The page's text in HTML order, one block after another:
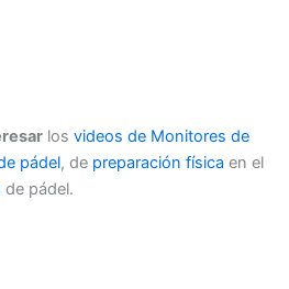
los videos de Monitores de
pádel, de preparación física en el
de pádel.